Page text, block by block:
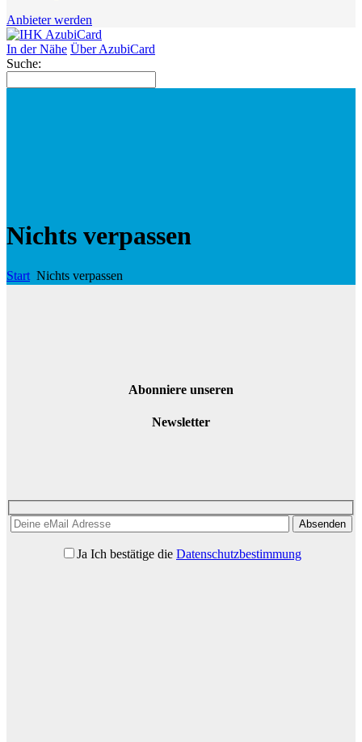
Anbieter werden
In der Nähe Über AzubiCard
Suche:
Nichts verpassen
Start Nichts verpassen
Abonniere unseren
Newsletter
Ja Bitte lasse dieses Feld leer.
Bitte lasse dieses Feld leer.
Ich bestätige die Datenschutzbestimmung